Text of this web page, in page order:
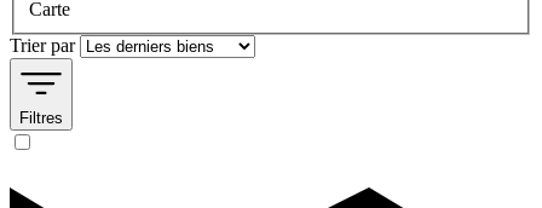
Carte
Trier par
Filtres